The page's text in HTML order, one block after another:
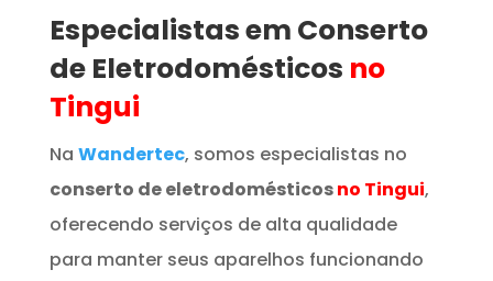
Especialistas em Conserto
de Eletrodomésticos no
Tingui
Na Wandertec, somos especialistas no
conserto de eletrodomésticosno Tingui,
oferecendo serviços de alta qualidade
para manter seus aparelhos funcionando